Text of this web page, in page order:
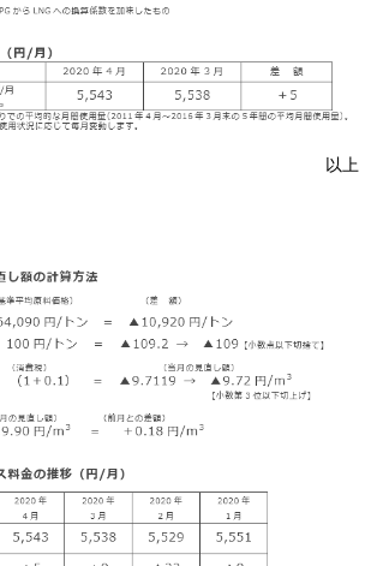
ご家庭のお客さま
業務用・産業用のお客さま
以上